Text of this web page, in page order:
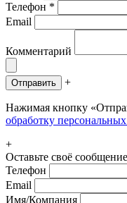
Телефон *
Email
Комментарий
Отправить +
Нажимая кнопку
обработку
+
Оставьте своё сообщение
Телефон
Email
Имя/Компания